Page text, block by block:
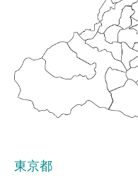
東京都